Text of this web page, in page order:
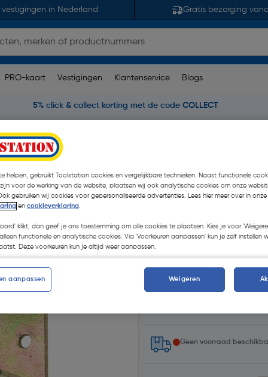
vestigingen in Nederland Gratis bezorging
PRO-kaart Vestigingen Klantenservice Blogs
5% click & collect korting met de code COLLECT
Tuinijzerwaren
€ 0,18
€ 0,16
Selecteer winkel - Bekijk
Geen voorraad
helpen, gebruikt Toolstation cookies en vergelijkbare technieken. Naast functionele
voor de werking van de website, plaatsen wij ook analytische cookies om onze
gebruiken wij cookies voor gepersonaliseerde advertenties. Lees hier meer over in onze
en cookieverklaring.
klikt, dan geef je ons toestemming om alle cookies te plaatsen. Kies je voor
functionele en analytische cookies. Via 'Voorkeuren aanpassen' kun je zelf instellen
Deze voorkeuren kun je altijd weer aanpassen.
aanpassen Weigeren